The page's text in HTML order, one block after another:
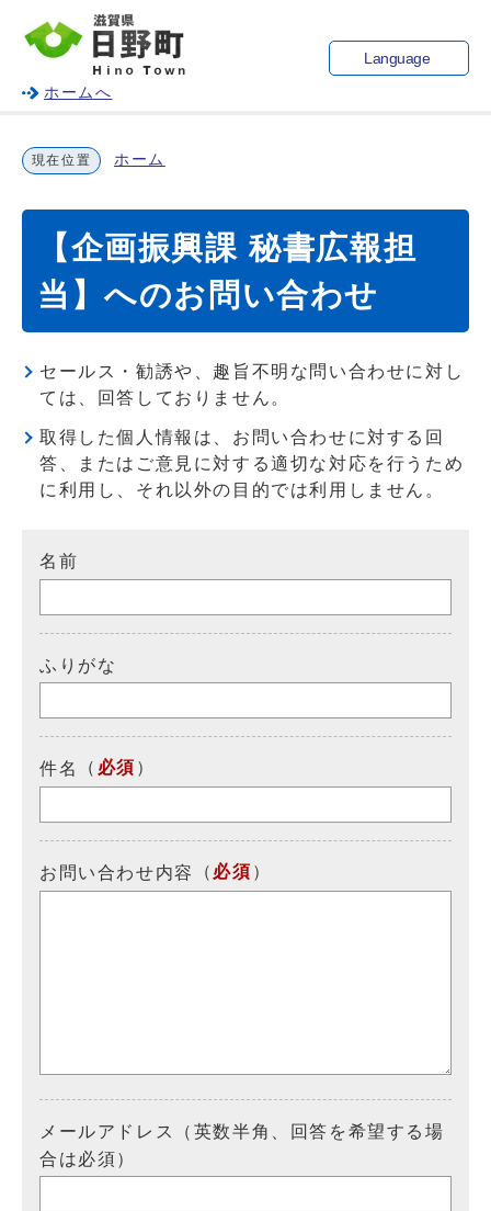
ホームへ
Language
現在位置 ホーム
【企画振興課 秘書広報担
当】へのお問い合わせ
セールス・勧誘や、趣旨不明な問い合わせに対し
ては、回答しておりません。
取得した個人情報は、お問い合わせに対する回
答、またはご意見に対する適切な対応を行うため
に利用し、それ以外の目的では利用しません。
名前
ふりがな
件名 （ 必須 ）
お問い合わせ内容 （ 必須 ）
メールアドレス（英数半角、回答を希望する場
合は必須）